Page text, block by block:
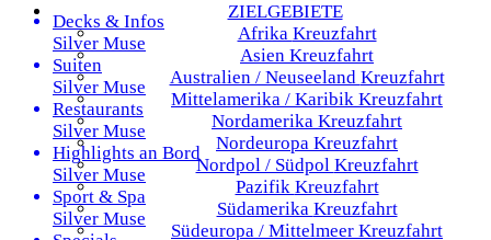
ZIELGEBIETE
Afrika Kreuzfahrt
Asien Kreuzfahrt
Australien / Neuseeland Kreuzfahrt
Mittelamerika / Karibik Kreuzfahrt
Nordamerika Kreuzfahrt
Nordeuropa Kreuzfahrt
Nordpol / Südpol Kreuzfahrt
Pazifik Kreuzfahrt
Südamerika Kreuzfahrt
Südeuropa / Mittelmeer Kreuzfahrt
Decks & Infos
Silver Muse
Suiten
Silver Muse
Restaurants
Silver Muse
Highlights an Bord
Silver Muse
Sport & Spa
Silver Muse